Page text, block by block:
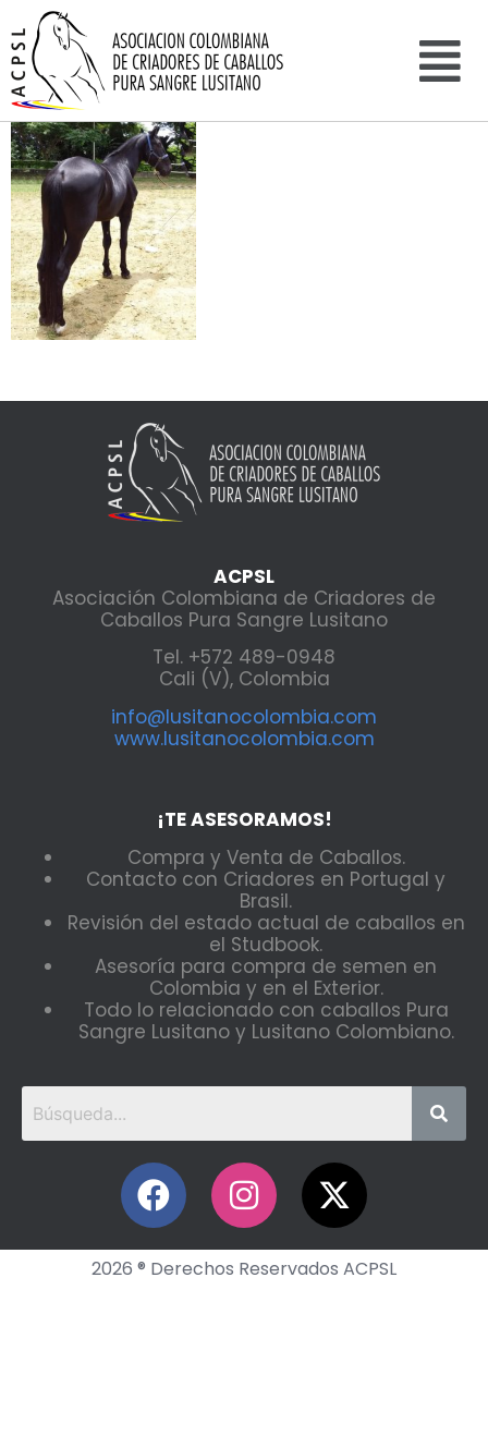
ACPSL
Asociación Colombiana de Criadores de
Caballos Pura Sangre Lusitano
Tel. +572 489-0948
Cali (V), Colombia
info@lusitanocolombia.com
www.lusitanocolombia.com
¡TE ASESORAMOS!
Compra y Venta de Caballos.
Contacto con Criadores en Portugal y
Brasil.
Revisión del estado actual de caballos en
el Studbook.
Asesoría para compra de semen en
Colombia y en el Exterior.
Todo lo relacionado con caballos Pura
Sangre Lusitano y Lusitano Colombiano.
2026 ® Derechos Reservados ACPSL